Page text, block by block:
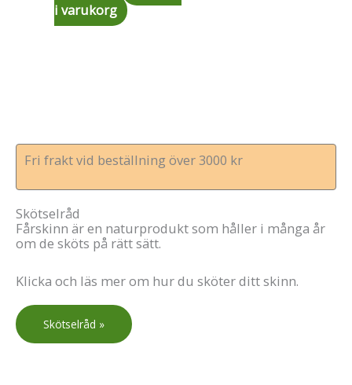
i varukorg
Fri frakt vid beställning över 3000 kr
Skötselråd
Fårskinn är en naturprodukt som håller i många år
om de sköts på rätt sätt.
Klicka och läs mer om hur du sköter ditt skinn.
Skötselråd »